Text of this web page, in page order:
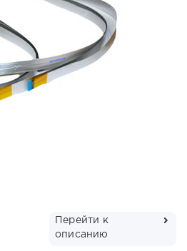
Перейти к
описанию